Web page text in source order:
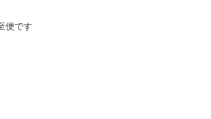
便です